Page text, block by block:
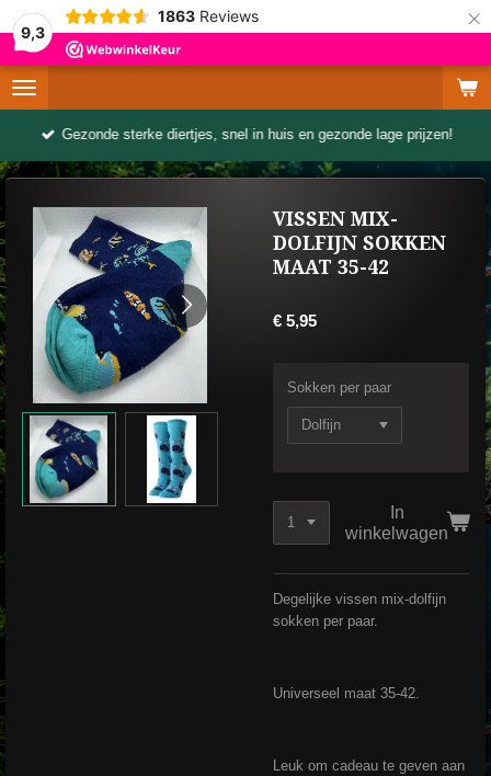
9,3
1863 Reviews ×
Gezonde sterke diertjes, snel in huis en gezonde lage prijzen!
VISSEN MIX-
DOLFIJN SOKKEN
MAAT 35-42
€ 5,95
Sokken per paar
In
winkelwagen
Degelijke vissen mix-dolfijn
sokken per paar.
Universeel maat 35-42.
Leuk om cadeau te geven aan